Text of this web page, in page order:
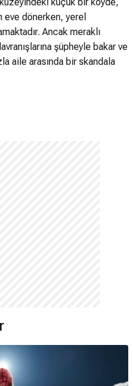
eve dönerken, yerel
Ancak meraklı
şüpheyle bakar ve
aile arasında bir skandala